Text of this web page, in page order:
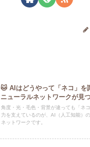
🐱 AIはどうやって「ネコ」を
ニューラルネットワークが見
角度・光・毛色・背景が違っても「ネ
力を支えているのが、AI（人工知能）
ネットワークです。